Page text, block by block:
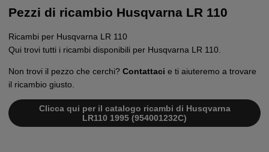
Pezzi di ricambio Husqvarna LR 110
Ricambi per Husqvarna LR 110
Qui trovi tutti i ricambi disponibili per Husqvarna LR 110.
Non trovi il pezzo che cerchi? Contattaci e ti aiuteremo a trovare
il ricambio giusto.
Clicca qui per il catalogo ricambi di Husqvarna
LR110 1995 (954001232C)